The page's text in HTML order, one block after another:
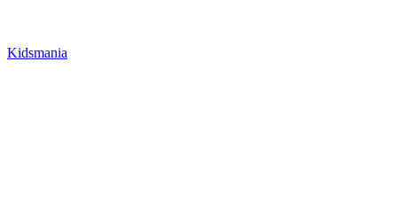
Kidsmania